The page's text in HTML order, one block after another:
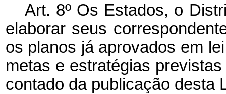
Art. 8º Os Estados, o
elaborar seus
os planos já aprovados em
metas e estratégias
contado da publicação desta